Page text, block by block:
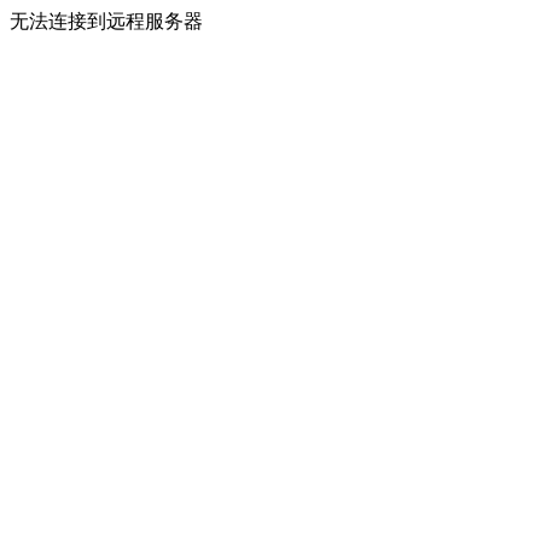
无法连接到远程服务器